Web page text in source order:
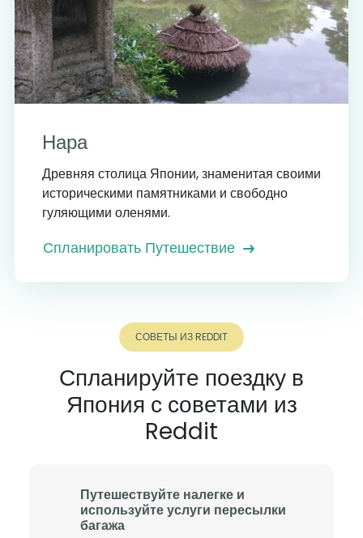
Нара
Древняя столица Японии, знаменитая своими
историческими памятниками и свободно
гуляющими оленями.
Спланировать Путешествие
СОВЕТЫ ИЗ REDDIT
Спланируйте поездку в
Япония с советами из
Reddit
Путешествуйте налегке и
используйте услуги пересылки
багажа